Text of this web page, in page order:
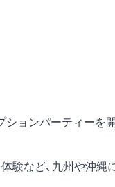
ションパーティーを
験など、九州や沖縄